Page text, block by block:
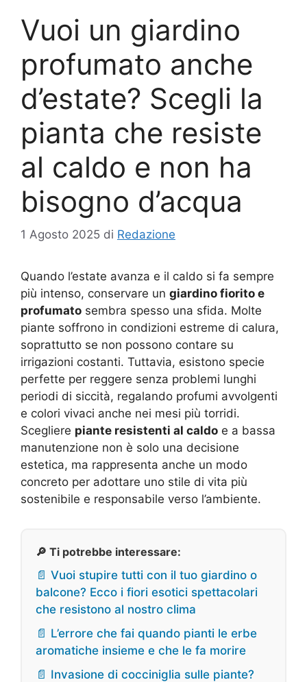
Vuoi un giardino
profumato anche
d’estate? Scegli la
pianta che resiste
al caldo e non ha
bisogno d’acqua
1 Agosto 2025 di Redazione
Quando l’estate avanza e il caldo si fa sempre
più intenso, conservare un giardino fiorito e
profumato sembra spesso una sfida. Molte
piante soffrono in condizioni estreme di calura,
soprattutto se non possono contare su
irrigazioni costanti. Tuttavia, esistono specie
perfette per reggere senza problemi lunghi
periodi di siccità, regalando profumi avvolgenti
e colori vivaci anche nei mesi più torridi.
Scegliere piante resistenti al caldo e a bassa
manutenzione non è solo una decisione
estetica, ma rappresenta anche un modo
concreto per adottare uno stile di vita più
sostenibile e responsabile verso l’ambiente.
🔎 Ti potrebbe interessare:
📄 Vuoi stupire tutti con il tuo giardino o
balcone? Ecco i fiori esotici spettacolari
che resistono al nostro clima
📄 L’errore che fai quando pianti le erbe
aromatiche insieme e che le fa morire
📄 Invasione di cocciniglia sulle piante?